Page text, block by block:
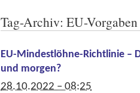
Tag-Archiv: EU-Vorgaben
EU-Mindestlöhne-Richtlinie –
und morgen?
28.10.2022 – 08:25